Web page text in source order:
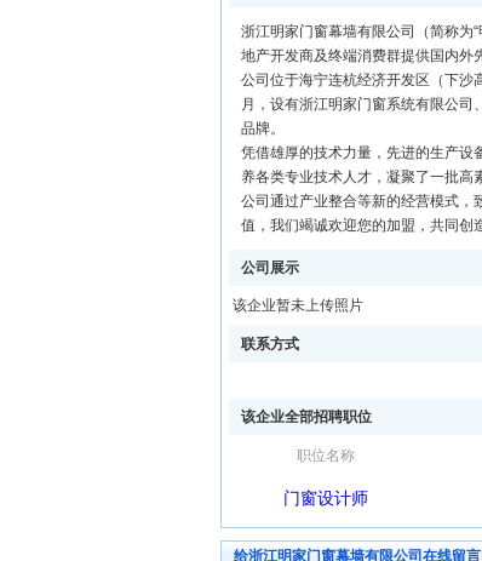
浙江明家门窗幕墙有限公司（简称为
地产开发商及终端消费群提供国内外
公司位于海宁连杭经济开发区（下
月，设有浙江明家门窗系统有限公
品牌。
凭借雄厚的技术力量，先进的生产设
养各类专业技术人才，凝聚了一批高
公司通过产业整合等新的经营模式，
值，我们竭诚欢迎您的加盟，共同创
公司展示
该企业暂未上传照片
联系方式
该企业全部招聘职位
职位名称
门窗设计师
给浙江明家门窗幕墙有限公司在线留言